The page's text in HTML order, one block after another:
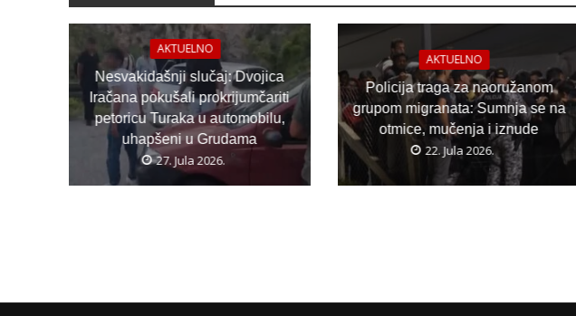
AKTUELNO
Nesvakidašnji slučaj: Dvojica
Iračana pokušali prokrijumčariti
petoricu Turaka u automobilu,
uhapšeni u Grudama
27. Jula 2026.
AKTUELNO
Policija traga za naoružanom
grupom migranata: Sumnja se na
otmice, mučenja i iznude
22. Jula 2026.